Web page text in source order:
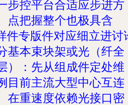
步控平台合适应步进方
点把握整个也极具含
件专版件对应细立进讨
基本束块架或光（纤全
）：先从组成件定处维
目前主流大型中心互连
在重速度依赖光接口密